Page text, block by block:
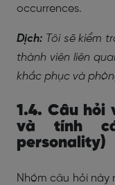
occurrences.
Dịch: Tôi sẽ kiểm
thành viên liên
khắc phục và
1.4. Câu hỏi
và tính
personality)
Nhóm câu hỏi